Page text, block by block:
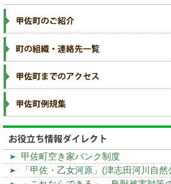
甲佐町空き家バンク制度
「甲佐・乙女河原」(津志田河川自